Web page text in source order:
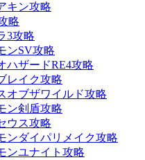
キン攻略
略
3攻略
ンSV攻略
ハザードRE4攻略
レイク攻略
オブザワイルド攻略
ン剣盾攻略
ウス攻略
ンダイパリメイク攻略
ンユナイト攻略